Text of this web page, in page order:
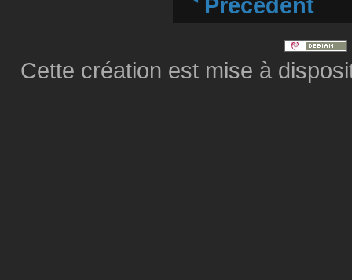
Précédent
Cette création est mise à